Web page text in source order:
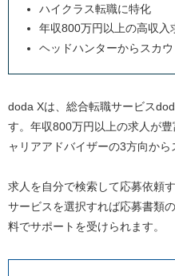
ハイクラス転職に特化
年収800万円以上の高収入
ヘッドハンターからスカウ
doda Xは、総合転職サービス
す。年収800万円以上の求人が
ャリアアドバイザーの3方向から
求人を自分で検索して応募依頼
サービスを選択すれば応募書類
料でサポートを受けられます。